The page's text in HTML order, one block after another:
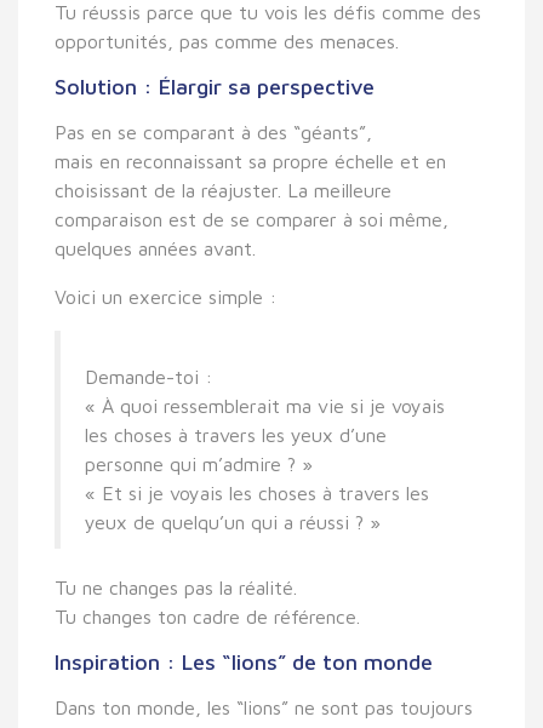
Tu réussis parce que tu vois les défis comme des
opportunités,
pas comme des menaces.
Solution : Élargir sa perspective
Pas en se comparant à des “géants”,
mais en reconnaissant sa propre échelle et en
choisissant de la réajuster . La meilleure
comparaison est de se comparer à soi même,
quelques années avant.
Voici un exercice simple :
Demande-toi :
« À quoi ressemblerait ma vie si je voyais
les choses à travers les yeux d’une
personne qui m’admire ? »
« Et si je voyais les choses à travers les
yeux de quelqu’un qui a réussi ? »
Tu ne changes pas la réalité.
Tu changes ton cadre de référence
Inspiration : Les “lions” de ton monde
Dans ton monde, les “lions” ne sont pas toujours